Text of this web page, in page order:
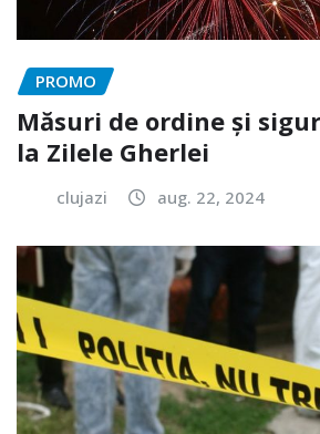
PROMO
Măsuri de ordine și
la Zilele Gherlei
clujazi aug. 22, 2024